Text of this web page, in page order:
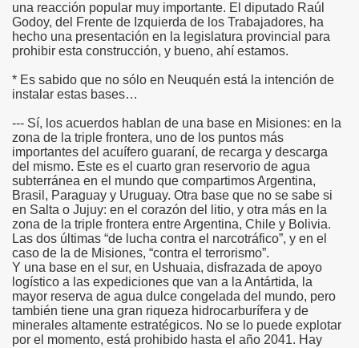
una reacción popular muy importante. El diputado Raúl
Godoy, del Frente de Izquierda de los Trabajadores, ha
hecho una presentación en la legislatura provincial para
prohibir esta construcción, y bueno, ahí estamos.
* Es sabido que no sólo en Neuquén está la intención de
instalar estas bases…
--- Sí, los acuerdos hablan de una base en Misiones: en la
zona de la triple frontera, uno de los puntos más
importantes del acuífero guaraní, de recarga y descarga
del mismo. Este es el cuarto gran reservorio de agua
subterránea en el mundo que compartimos Argentina,
Brasil, Paraguay y Uruguay. Otra base que no se sabe si
en Salta o Jujuy: en el corazón del litio, y otra más en la
zona de la triple frontera entre Argentina, Chile y Bolivia.
Las dos últimas “de lucha contra el narcotráfico”, y en el
caso de la de Misiones, “contra el terrorismo”.
Y una base en el sur, en Ushuaia, disfrazada de apoyo
logístico a las expediciones que van a la Antártida, la
mayor reserva de agua dulce congelada del mundo, pero
también tiene una gran riqueza hidrocarburífera y de
minerales altamente estratégicos. No se lo puede explotar
por el momento, está prohibido hasta el año 2041. Hay